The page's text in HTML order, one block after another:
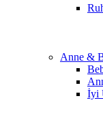
Anne &
İyi